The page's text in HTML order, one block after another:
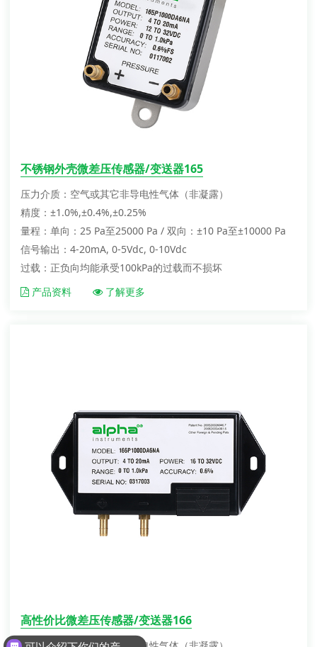
不锈钢外壳微差压传感器/变送器165
压力介质：空气或其它非导电性气体（非凝露）
精度：±1.0%,±0.4%,±0.25%
量程：单向：25 Pa至25000 Pa / 双向：±10 Pa至±10000 Pa
信号输出：4-20mA, 0-5Vdc, 0-10Vdc
过载：正负向均能承受100kPa的过载而不损坏
产品资料
了解更多
高性价比微差压传感器/变送器166